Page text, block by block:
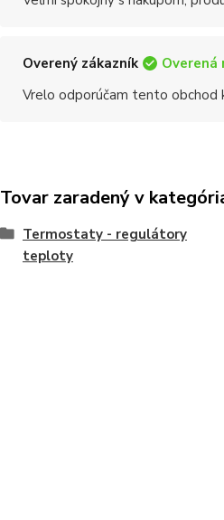
Overený zákazník Overená
Vrelo odporúčam tento obchod
Tovar zaradený v
Termostaty - regulátory
teploty